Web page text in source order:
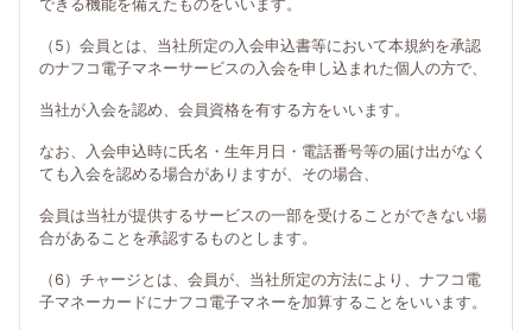
できる機能を備えたものをいいます。
（5）会員とは、当社所定の入会申込書等において本規約を承認
のナフコ電子マネーサービスの入会を申し込まれた個人の方で、
当社が入会を認め、会員資格を有する方をいいます。
なお、入会申込時に氏名・生年月日・電話番号等の届け出がなく
ても入会を認める場合がありますが、その場合、
会員は当社が提供するサービスの一部を受けることができない場
合があることを承認するものとします。
（6）チャージとは、会員が、当社所定の方法により、ナフコ電
子マネーカードにナフコ電子マネーを加算することをいいます。